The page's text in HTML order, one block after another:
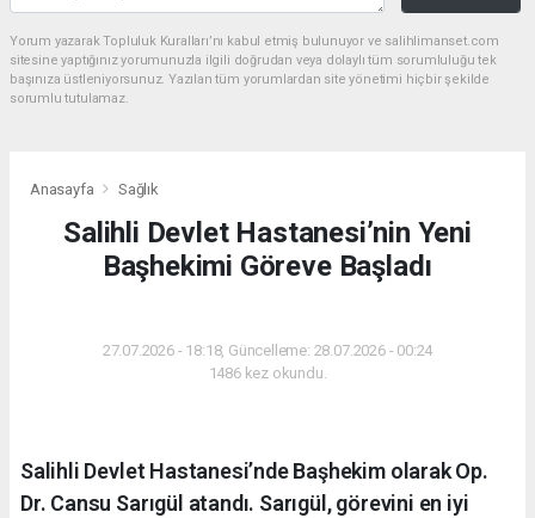
Yorum yazarak Topluluk Kuralları’nı kabul etmiş bulunuyor ve salihlimanset.com
sitesine yaptığınız yorumunuzla ilgili doğrudan veya dolaylı tüm sorumluluğu tek
başınıza üstleniyorsunuz. Yazılan tüm yorumlardan site yönetimi hiçbir şekilde
sorumlu tutulamaz.
Anasayfa Sağlık
Salihli Devlet Hastanesi’nin Yeni
Başhekimi Göreve Başladı
27.07.2026 - 18:18, Güncelleme: 28.07.2026 - 00:24
1486 kez okundu.
Salihli Devlet Hastanesi’nde Başhekim olarak Op.
Dr. Cansu Sarıgül atandı. Sarıgül, görevini en iyi